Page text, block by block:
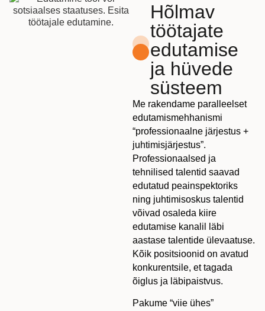
Hõlmav
töötajate
edutamise
ja hüvede
süsteem
Me rakendame paralleelset
edutamismehhanismi
“professionaalne järjestus +
juhtimisjärjestus”.
Professionaalsed ja
tehnilised talentid saavad
edutatud peainspektoriks
ning juhtimisoskus talentid
võivad osaleda kiire
edutamise kanalil läbi
aastase talentide ülevaatuse.
Kõik positsioonid on avatud
konkurentsile, et tagada
õiglus ja läbipaistvus.
Pakume “viie ühes”